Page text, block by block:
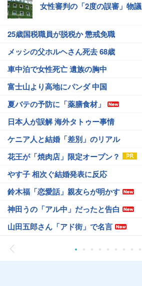
女性審判の「2度の誤審」物議
25歳国税職員が脱税か 懲戒免職
メッシの父ホルヘさん死去 68歳
車中泊で女性死亡 遺族の胸中
富士山より高地にパンダ 中国
夏バテの予防に「薬膳食材」
日本人が誤解 海外タトゥー事情
ケニア人と結婚「差別」のリアル
花王が「焼肉店」限定オープン？
やす子 相次ぐ結婚発表に反応
鈴木福「恋愛話」親友らが明かす
神田うの「アル中」だったと告白
山田五郎さん「アド街」で名言